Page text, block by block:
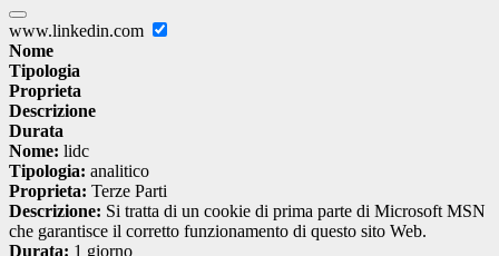
www.linkedin.com
Nome
Tipologia
Proprieta
Descrizione
Durata
Nome: lidc
Tipologia: analitico
Proprieta: Terze Parti
Descrizione: Si tratta di un cookie di prima parte di Microsoft MSN
che garantisce il corretto funzionamento di questo sito Web.
Durata: 1 giorno